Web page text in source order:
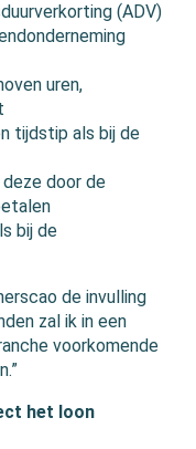
(ADV)
uren,
tijdstip als bij de
door de
bij de
de invulling
zal ik in een
voorkomende
het loon